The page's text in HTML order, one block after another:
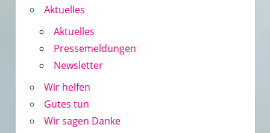
Aktuelles
Aktuelles
Pressemeldungen
Newsletter
Wir helfen
Gutes tun
Wir sagen Danke